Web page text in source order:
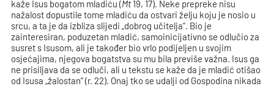
kaže Isus bogatom mladiću (Mt 19, 17). Neke prepreke nisu
nažalost dopustile tome mladiću da ostvari želju koju je nosio u
srcu, a ta je da izbliza slijedi „dobrog učitelja“. Bio je
zainteresiran, poduzetan mladić, samoinicijativno se odlučio za
susret s Isusom, ali je također bio vrlo podijeljen u svojim
osjećajima, njegova bogatstva su mu bila previše važna. Isus ga
ne prisiljava da se odluči, ali u tekstu se kaže da je mladić otišao
od Isusa „žalostan“ (r. 22). Onaj tko se udalji od Gospodina nikada